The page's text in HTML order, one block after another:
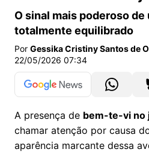
O sinal mais poderoso
totalmente equilibrado
Por Gessika Cristiny Santos de
22/05/2026 07:34
A presença de bem-te-vi no
chamar atenção por causa
aparência marcante dessa